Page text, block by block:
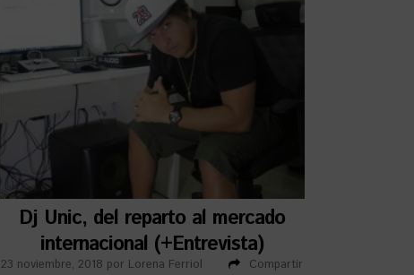
Dj Unic, del reparto al mercado
internacional (+Entrevista)
23 noviembre, 2018 por Lorena Ferriol Compartir